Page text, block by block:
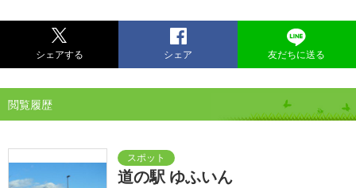
シェアする シェア 友だちに送る
閲覧履歴
道の駅 ゆふいん